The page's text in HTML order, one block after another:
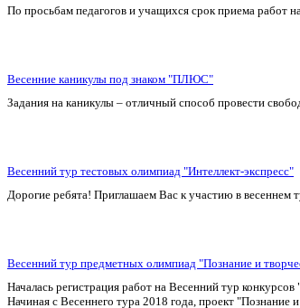
По просьбам педагогов и учащихся срок приема работ
Весенние каникулы под знаком "ПЛЮС"
Задания на каникулы – отличный способ провести
Весенний тур тестовых олимпиад "Интеллект-экспресс"
Дорогие ребята! Приглашаем Вас к участию в весеннем
Весенний тур предметных олимпиад "Познание и
Началась регистрация работ на Весенний тур
Начиная с Весеннего тура 2018 года, проект